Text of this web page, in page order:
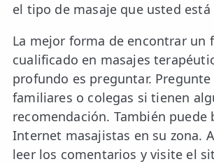
el tipo de masaje que usted está
La mejor forma de encontrar un
cualificado en masajes
profundo es preguntar.
familiares o colegas si tienen
recomendación. También puede
Internet masajistas en su zona.
leer los comentarios y visite el